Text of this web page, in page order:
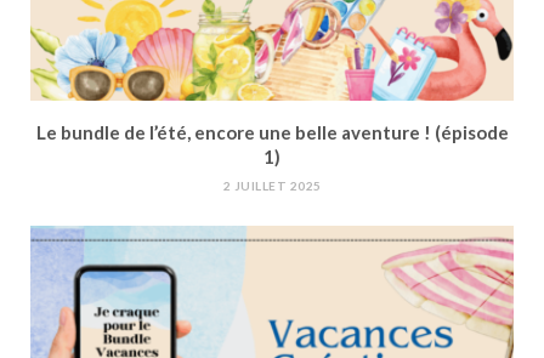
Le bundle de l’été, encore une belle aventure ! (épisode
1)
2 JUILLET 2025